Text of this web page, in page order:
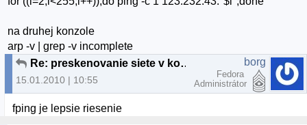
na druhej konzole
arp -v | grep -v incomplete
Re: preskenovanie siete v konzole
15.01.2010 | 10:55
borg
Fedora
Administrátor
fping je lepsie riesenie